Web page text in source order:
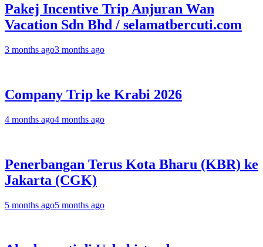
Pakej Incentive Trip Anjuran Wan
Vacation Sdn Bhd / selamatbercuti.com
3 months ago3 months ago
Company Trip ke Krabi 2026
4 months ago4 months ago
Penerbangan Terus Kota Bharu (KBR) ke
Jakarta (CGK)
5 months ago5 months ago